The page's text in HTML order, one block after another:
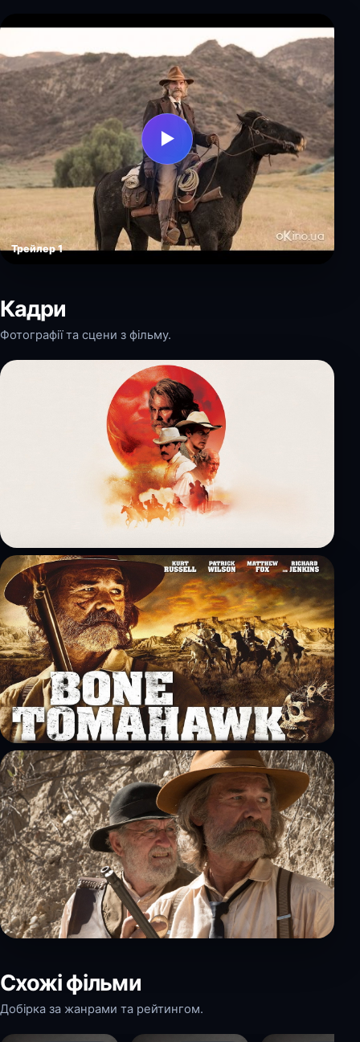
▶
Трейлер 1
Кадри
Фотографії та сцени з фільму.
Схожі фільми
Добірка за жанрами та рейтингом.